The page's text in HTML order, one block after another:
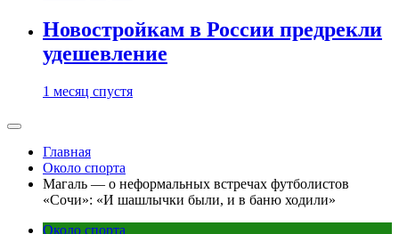
Новостройкам в России предрекли
удешевление
1 месяц спустя
Главная
Около спорта
Магаль — о неформальных встречах футболистов
«Сочи»: «И шашлычки были, и в баню ходили»
Около спорта